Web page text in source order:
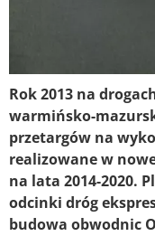
Rok 2013 na
warmińsko-
przetargów na
realizowane w
na lata 2014-2020.
odcinki dróg
budowa obwodnic